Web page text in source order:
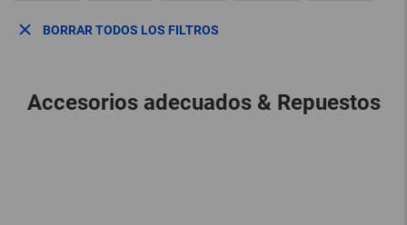
BORRAR TODOS LOS FILTROS
Accesorios adecuados & Repuestos